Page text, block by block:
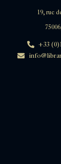
19, rue
+33